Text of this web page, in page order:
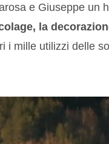
e Giuseppe un
la
i mille utilizzi delle